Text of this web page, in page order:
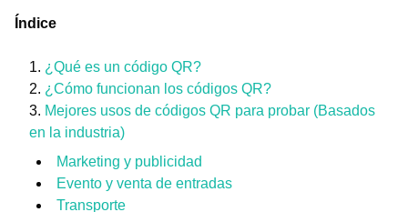
Índice
¿Qué es un código QR?
¿Cómo funcionan los códigos QR?
Mejores usos de códigos QR para probar (Basados
en la industria)
Marketing y publicidad
Evento y venta de entradas
Transporte